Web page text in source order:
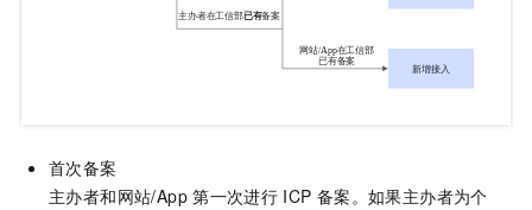
首次备案
主办者和网站/App 第一次进行 ICP 备案。 如果主办者为个